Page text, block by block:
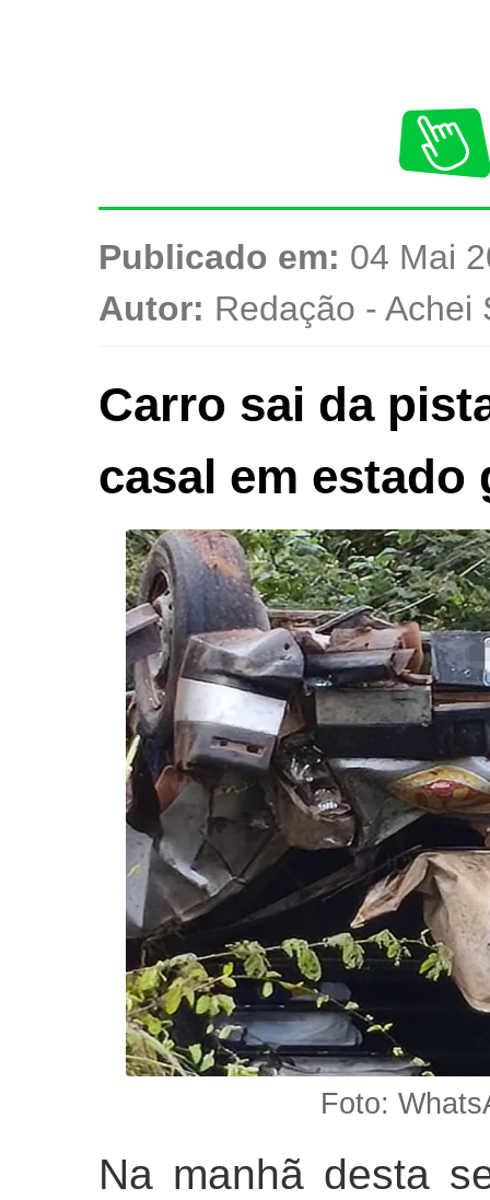
Publicado em: 04 Mai
Autor: Redação - Achei
Carro sai da
casal em estado
Foto:
Na manhã desta